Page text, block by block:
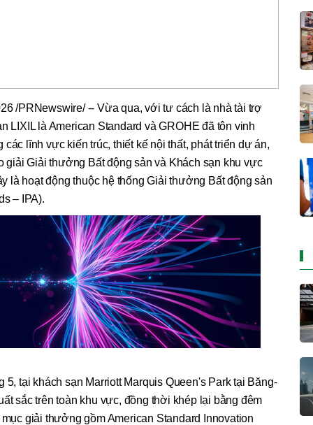
/PRNewswire/ -- Vừa qua, với tư cách là nhà tài trợ
LIXIL là American Standard và GROHE đã tôn vinh
lĩnh vực kiến trúc, thiết kế nội thất, phát triển dự án,
giải Giải thưởng Bất động sản và Khách sạn khu vực
là hoạt động thuộc hệ thống Giải thưởng Bất động sản
– IPA).
5, tại khách sạn Marriott Marquis Queen's Park tại Băng-
sắc trên toàn khu vực, đồng thời khép lại bằng đêm
giải thưởng gồm American Standard Innovation